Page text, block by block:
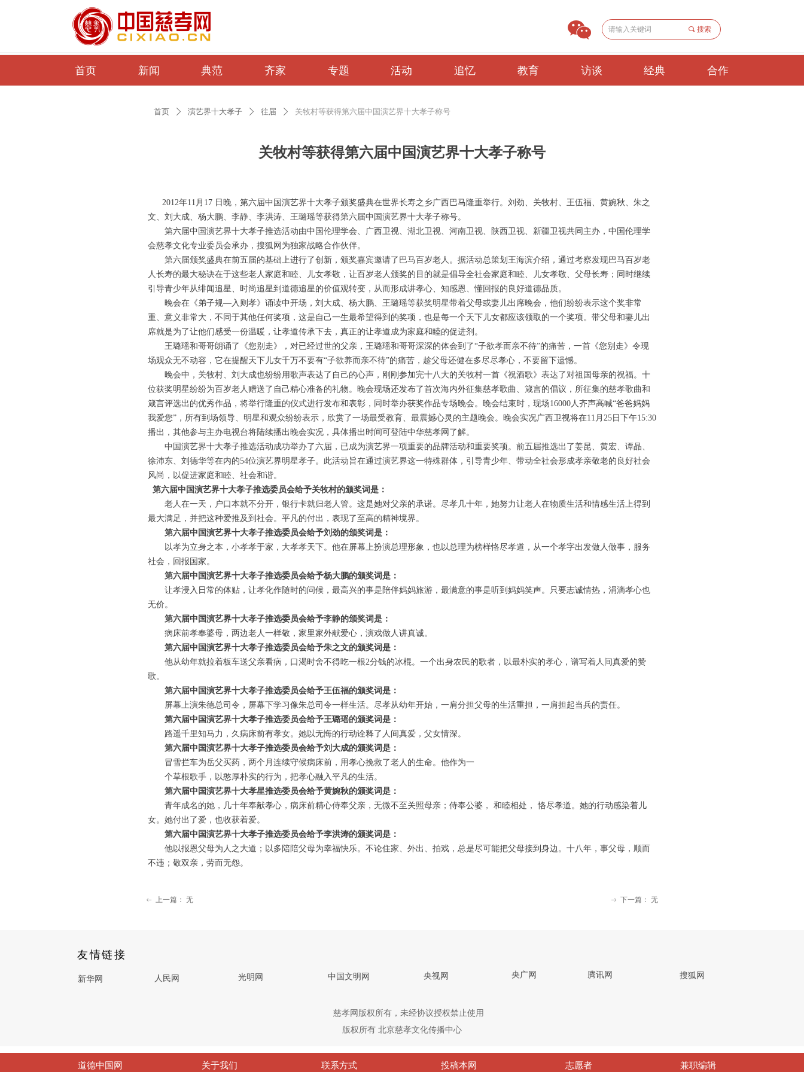
끠 搜索
首页 新闻 典范 齐家 专题 活动 追忆 教育 访谈 经典 合作
关牧村等获得第六届中国演艺界十大孝子称号
首页 ꄲ 演艺界十大孝子 ꄲ 往届 ꄲ 关牧村等获得第六届中国演艺界十大孝子称号
2012年11月17 日晚，第六届中国演艺界十大孝子颁奖盛典在世界长寿之乡广西巴马隆重举行。刘劲、关牧村、王伍福、黄婉秋、朱之
文、刘大成、杨大鹏、李静、李洪涛、王璐瑶等获得第六届中国演艺界十大孝子称号。
第六届中国演艺界十大孝子推选活动由中国伦理学会、广西卫视、湖北卫视、河南卫视、陕西卫视、新疆卫视共同主办，中国伦理学
会慈孝文化专业委员会承办，搜狐网为独家战略合作伙伴。
第六届颁奖盛典在前五届的基础上进行了创新，颁奖嘉宾邀请了巴马百岁老人。据活动总策划王海滨介绍，通过考察发现巴马百岁老
人长寿的最大秘诀在于这些老人家庭和睦、儿女孝敬，让百岁老人颁奖的目的就是倡导全社会家庭和睦、儿女孝敬、父母长寿；同时继续
引导青少年从绯闻追星、时尚追星到道德追星的价值观转变，从而形成讲孝心、知感恩、懂回报的良好道德品质。
晚会在《弟子规—入则孝》诵读中开场，刘大成、杨大鹏、王璐瑶等获奖明星带着父母或妻儿出席晚会，他们纷纷表示这个奖非常
重、意义非常大，不同于其他任何奖项，这是自己一生最希望得到的奖项，也是每一个天下儿女都应该领取的一个奖项。带父母和妻儿出
席就是为了让他们感受一份温暖，让孝道传承下去，真正的让孝道成为家庭和睦的促进剂。
王璐瑶和哥哥朗诵了《您别走》，对已经过世的父亲，王璐瑶和哥哥深深的体会到了“子欲孝而亲不待”的痛苦，一首《您别走》令现
场观众无不动容，它在提醒天下儿女千万不要有“子欲养而亲不待”的痛苦，趁父母还健在多尽尽孝心，不要留下遗憾。
晚会中，关牧村、刘大成也纷纷用歌声表达了自己的心声，刚刚参加完十八大的关牧村一首《祝酒歌》表达了对祖国母亲的祝福。十
位获奖明星纷纷为百岁老人赠送了自己精心准备的礼物。晚会现场还发布了首次海内外征集慈孝歌曲、箴言的倡议，所征集的慈孝歌曲和
箴言评选出的优秀作品，将举行隆重的仪式进行发布和表彰，同时举办获奖作品专场晚会。晚会结束时，现场16000人齐声高喊“爸爸妈妈
我爱您”，所有到场领导、明星和观众纷纷表示，欣赏了一场最受教育、最震撼心灵的主题晚会。晚会实况广西卫视将在11月25日下午15:30
播出，其他参与主办电视台将陆续播出晚会实况，具体播出时间可登陆中华慈孝网了解。
中国演艺界十大孝子推选活动成功举办了六届，已成为演艺界一项重要的品牌活动和重要奖项。前五届推选出了姜昆、黄宏、谭晶、
徐沛东、刘德华等在内的54位演艺界明星孝子。此活动旨在通过演艺界这一特殊群体，引导青少年、带动全社会形成孝亲敬老的良好社会
风尚，以促进家庭和睦、社会和谐。
第六届中国演艺界十大孝子推选委员会给予关牧村的颁奖词是：
老人在一天，户口本就不分开，银行卡就归老人管。这是她对父亲的承诺。尽孝几十年，她努力让老人在物质生活和情感生活上得到
最大满足，并把这种爱推及到社会。平凡的付出，表现了至高的精神境界。
第六届中国演艺界十大孝子推选委员会给予刘劲的颁奖词是：
以孝为立身之本，小孝孝于家，大孝孝天下。他在屏幕上扮演总理形象，也以总理为榜样恪尽孝道，从一个孝字出发做人做事，服务
社会，回报国家。
第六届中国演艺界十大孝子推选委员会给予杨大鹏的颁奖词是：
让孝浸入日常的体贴，让孝化作随时的问候，最高兴的事是陪伴妈妈旅游，最满意的事是听到妈妈笑声。只要志诚情热，涓滴孝心也
无价。
第六届中国演艺界十大孝子推选委员会给予李静的颁奖词是：
病床前孝奉婆母，两边老人一样敬，家里家外献爱心，演戏做人讲真诚。
第六届中国演艺界十大孝子推选委员会给予朱之文的颁奖词是：
他从幼年就拉着板车送父亲看病，口渴时舍不得吃一根2分钱的冰棍。一个出身农民的歌者，以最朴实的孝心，谱写着人间真爱的赞
歌。
第六届中国演艺界十大孝子推选委员会给予王伍福的颁奖词是：
屏幕上演朱德总司令，屏幕下学习像朱总司令一样生活。尽孝从幼年开始，一肩分担父母的生活重担，一肩担起当兵的责任。
第六届中国演艺界十大孝子推选委员会给予王璐瑶的颁奖词是：
路遥千里知马力，久病床前有孝女。她以无悔的行动诠释了人间真爱，父女情深。
第六届中国演艺界十大孝子推选委员会给予刘大成的颁奖词是：
冒雪拦车为岳父买药，两个月连续守候病床前，用孝心挽救了老人的生命。他作为一
个草根歌手，以憨厚朴实的行为，把孝心融入平凡的生活。
第六届中国演艺界十大孝星推选委员会给予黄婉秋的颁奖词是：
青年成名的她，几十年奉献孝心，病床前精心侍奉父亲，无微不至关照母亲；侍奉公婆， 和睦相处， 恪尽孝道。她的行动感染着儿
女。她付出了爱，也收获着爱。
第六届中国演艺界十大孝子推选委员会给予李洪涛的颁奖词是：
他以报恩父母为人之大道；以多陪陪父母为幸福快乐。不论住家、外出、拍戏，总是尽可能把父母接到身边。十八年，事父母，顺而
不违；敬双亲，劳而无怨。
ꂃ 上一篇： 无 ꁹ 下一篇： 无
人民网 中国文明网 央视网 央广网 腾讯网 搜狐网
慈孝网版权所有，未经协议授权禁止使用
光明网
友情链接
新华网
版权所有 北京慈孝文化传播中心
道德中国网 关于我们 联系方式 投稿本网 志愿者 兼职编辑